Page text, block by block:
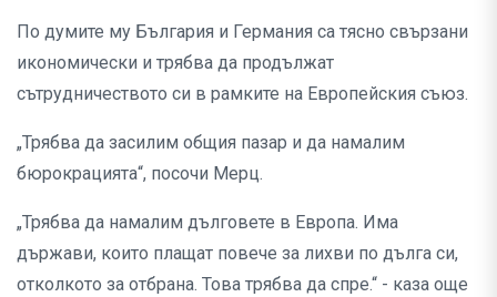
По думите му България и Германия са тясно свързани
икономически и трябва да продължат
сътрудничеството си в рамките на Европейския съюз.
„Трябва да засилим общия пазар и да намалим
бюрокрацията“, посочи Мерц.
„Трябва да намалим дълговете в Европа. Има
държави, които плащат повече за лихви по дълга си,
отколкото за отбрана. Това трябва да спре.“ - каза още